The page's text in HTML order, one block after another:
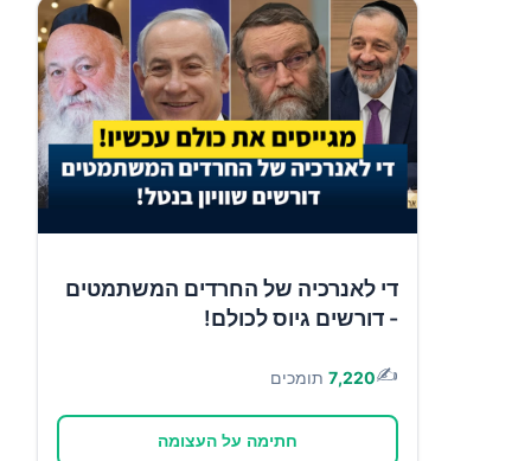
די לאנרכיה של החרדים המשתמטים
- דורשים גיוס לכולם!
✍️
7,220 תומכים
חתימה על העצומה